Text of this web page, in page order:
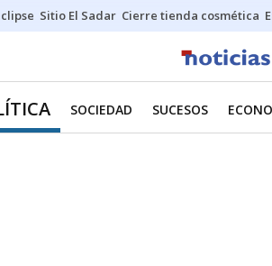
Sitio El Sadar Cierre tienda cosmética
SOCIEDAD SUCESOS